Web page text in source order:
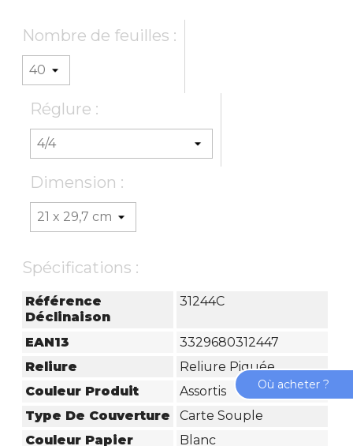
Nombre de feuilles :
Réglure :
Dimension :
Spécifications :
Référence
Déclinaison
31244C
EAN13
3329680312447
Reliure
Reliure Piquée
Couleur Produit
Assortis
Type De Couverture
Carte Souple
Couleur Papier
Blanc
Où acheter ?